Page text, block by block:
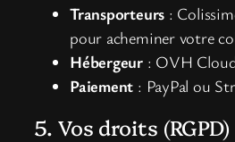
Transporteurs :
pour acheminer votre
Hébergeur : OVH
Paiement : PayPal ou
5. Vos droits (RGPD)